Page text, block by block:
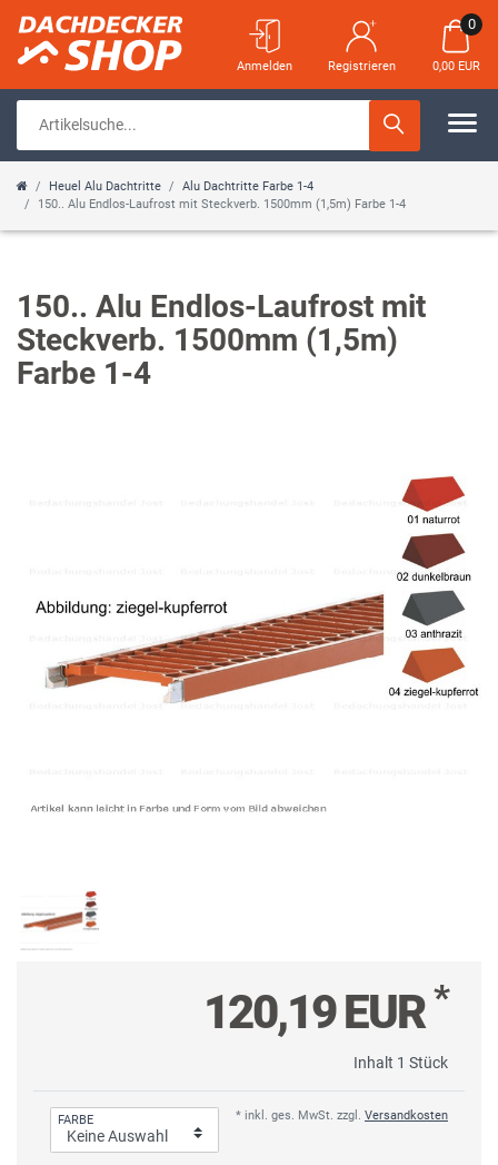
Anmelden Registrieren
0
0,00 EUR
Heuel Alu Dachtritte
Alu Dachtritte Farbe 1-4
150.. Alu Endlos-Laufrost mit Steckverb. 1500mm (1,5m) Farbe 1-4
150.. Alu Endlos-Laufrost mit
Steckverb. 1500mm (1,5m)
Farbe 1-4
120,19 EUR*
Inhalt 1 Stück
* inkl. ges. MwSt. zzgl. Versandkosten
FARBE